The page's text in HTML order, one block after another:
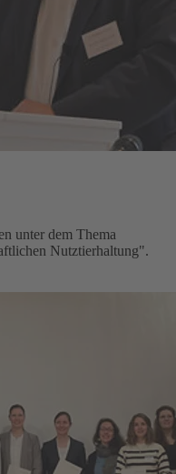
unter dem Thema
Nutztierhaltung".